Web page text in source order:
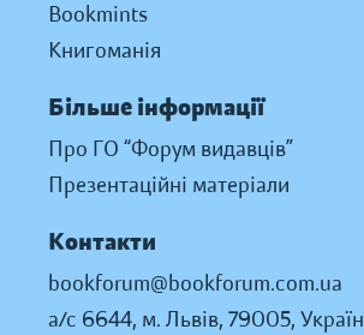
Bookmints
Книгоманія
Більше інформації
Про ГО “Форум видавців”
Презентаційні матеріали
Контакти
bookforum@bookforum.com.ua
а/с 6644, м. Львів, 79005,